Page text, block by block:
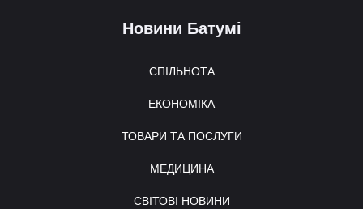
Новини Батумі
СПІЛЬНОТА
ЕКОНОМІКА
ТОВАРИ ТА ПОСЛУГИ
МЕДИЦИНА
СВІТОВІ НОВИНИ